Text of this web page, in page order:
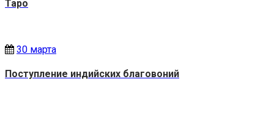
Таро
30 марта
Поступление индийских благовоний